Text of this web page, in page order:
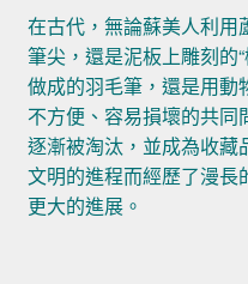
在古代，無論蘇美人利用
筆尖，還是泥板上雕刻的
做成的羽毛筆，還是用動
不方便、容易損壞的共
逐漸被淘汰，並成為收藏
文明的進程而經歷了漫長
更大的進展。